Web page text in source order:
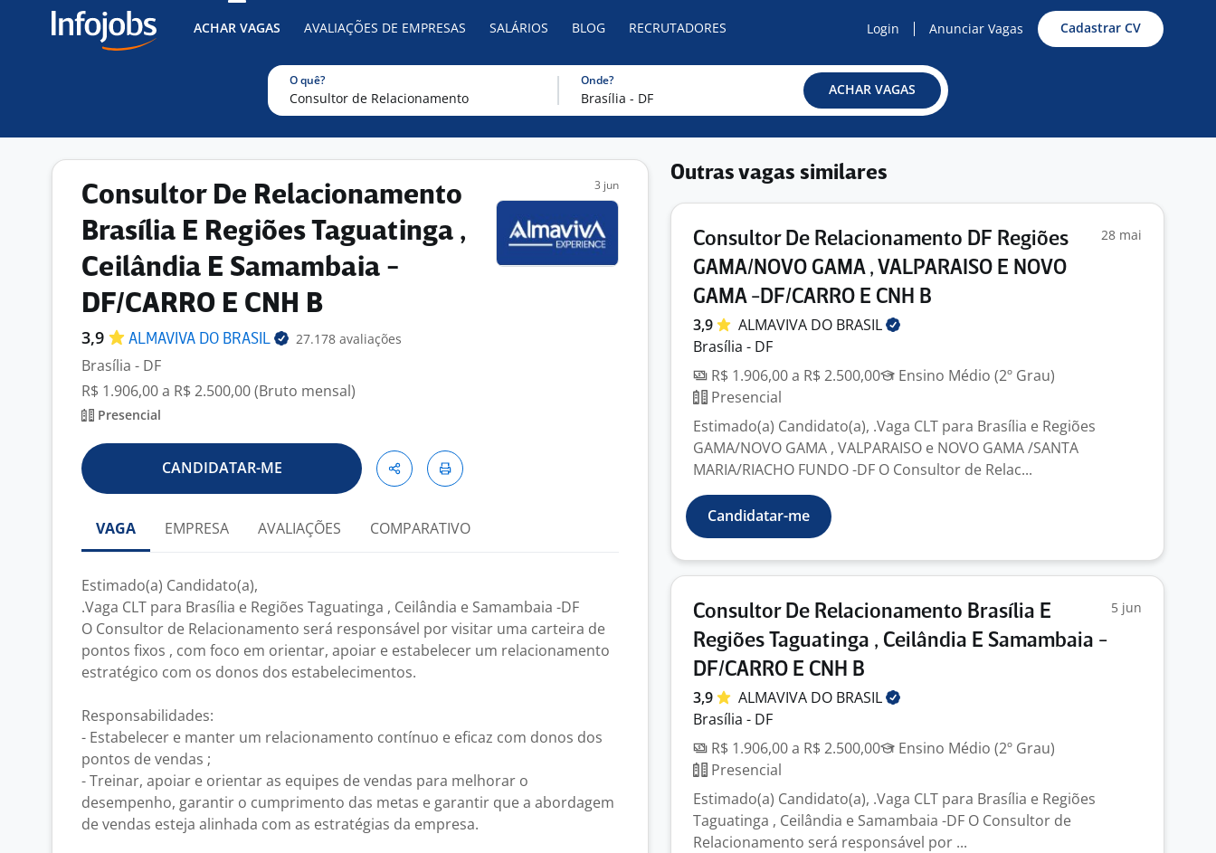
ACHAR VAGAS AVALIAÇÕES DE EMPRESAS SALÁRIOS BLOG RECRUTADORES Login Anunciar Vagas Cadastrar CV
O quê? Onde?
ACHAR VAGAS
Consultor De Relacionamento
Brasília E Regiões Taguatinga ,
Ceilândia E Samambaia -
DF/CARRO E CNH B
3,9 ALMAVIVA DO BRASIL 27.178 avaliações
Brasília - DF
R$ 1.906,00 a R$ 2.500,00 (Bruto mensal)
Presencial
3 jun
CANDIDATAR-ME
VAGA EMPRESA AVALIAÇÕES COMPARATIVO
Estimado(a) Candidato(a),
.Vaga CLT para Brasília e Regiões Taguatinga , Ceilândia e Samambaia -DF
O Consultor de Relacionamento será responsável por visitar uma carteira de
pontos fixos , com foco em orientar, apoiar e estabelecer um relacionamento
estratégico com os donos dos estabelecimentos.
Responsabilidades:
- Estabelecer e manter um relacionamento contínuo e eficaz com donos dos
pontos de vendas ;
- Treinar, apoiar e orientar as equipes de vendas para melhorar o
desempenho, garantir o cumprimento das metas e garantir que a abordagem
de vendas esteja alinhada com as estratégias da empresa.
Outras vagas similares
Consultor De Relacionamento DF Regiões
GAMA/NOVO GAMA , VALPARAISO E NOVO
GAMA -DF/CARRO E CNH B
28 mai
3,9 ALMAVIVA DO BRASIL
Brasília - DF
R$ 1.906,00 a R$ 2.500,00
Ensino Médio (2º Grau)
Presencial
Estimado(a) Candidato(a), .Vaga CLT para Brasília e Regiões
GAMA/NOVO GAMA , VALPARAISO e NOVO GAMA /SANTA
MARIA/RIACHO FUNDO -DF O Consultor de Relac...
Candidatar-me
Consultor De Relacionamento Brasília E
Regiões Taguatinga , Ceilândia E Samambaia -
DF/CARRO E CNH B
5 jun
3,9 ALMAVIVA DO BRASIL
Brasília - DF
R$ 1.906,00 a R$ 2.500,00
Ensino Médio (2º Grau)
Presencial
Estimado(a) Candidato(a), .Vaga CLT para Brasília e Regiões
Taguatinga , Ceilândia e Samambaia -DF O Consultor de
Relacionamento será responsável por ...